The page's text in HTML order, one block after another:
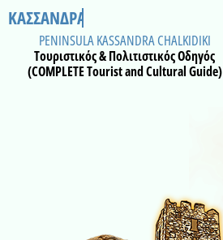
ΚΑΣΣΑΝΔΡΑ ΧΑΛΚΙΔΙΚΗ
PENINSULA KASSANDRA CHALKIDIKI
Τουριστικός & Πολιτιστικός Οδηγός
(COMPLETE Tourist and Cultural Guide)